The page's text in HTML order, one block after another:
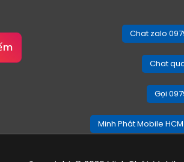
Chat zalo
Chat
Gọi
Minh Phát Mobile